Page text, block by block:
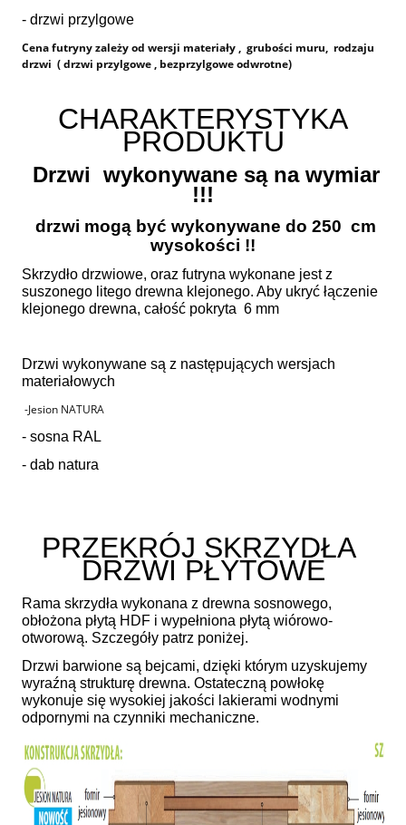
- drzwi przylgowe
Cena futryny zależy od wersji materiały , grubości muru, rodzaju
drzwi ( drzwi przylgowe , bezprzylgowe odwrotne)
CHARAKTERYSTYKA
PRODUKTU
Drzwi wykonywane są na wymiar
!!!
drzwi mogą być wykonywane do 250 cm
wysokości !!
Skrzydło drzwiowe, oraz futryna wykonane jest z
suszonego litego drewna klejonego. Aby ukryć łączenie
klejonego drewna, całość pokryta 6 mm
Drzwi wykonywane są z następujących wersjach
materiałowych
-Jesion NATURA
- sosna RAL
- dab natura
PRZEKRÓJ SKRZYDŁA
DRZWI PŁYTOWE
Rama skrzydła wykonana z drewna sosnowego,
obłożona płytą HDF i wypełniona płytą wiórowo-
otworową. Szczegóły patrz poniżej.
Drzwi barwione są bejcami, dzięki którym uzyskujemy
wyraźną strukturę drewna. Ostateczną powłokę
wykonuje się wysokiej jakości lakierami wodnymi
odpornymi na czynniki mechaniczne.